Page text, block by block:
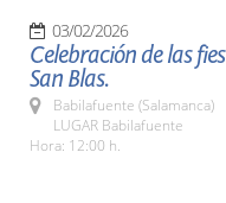
03/02/2026
Celebración de las
San Blas.
Babilafuente (Salamanca)
LUGAR Babilafuente
Hora: 12:00 h.